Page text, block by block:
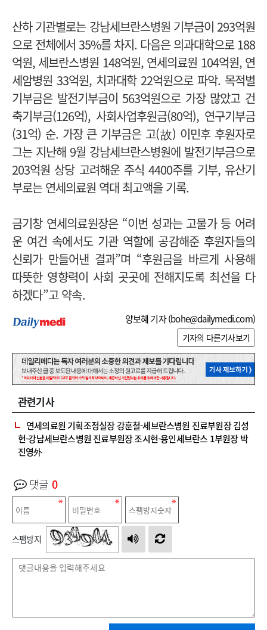
산하 기관별로는 강남세브란스병원 기부금이 293억원
으로 전체에서 35%를 차지. 다음은 의과대학으로 188
억원, 세브란스병원 148억원, 연세의료원 104억원, 연
세암병원 33억원, 치과대학 22억원으로 파악. 목적별
기부금은 발전기부금이 563억원으로 가장 많았고 건
축기부금(126억), 사회사업후원금(80억), 연구기부금
(31억) 순. 가장 큰 기부금은 고(故) 이민후 후원자로
그는 지난해 9월 강남세브란스병원에 발전기부금으로
203억원 상당 고려해운 주식 4400주를 기부, 유산기
부로는 연세의료원 역대 최고액을 기록.
금기창 연세의료원장은 “이번 성과는 고물가 등 어려
운 여건 속에서도 기관 역할에 공감해준 후원자들의
신뢰가 만들어낸 결과”며 “후원금을 바르게 사용해
따뜻한 영향력이 사회 곳곳에 전해지도록 최선을 다
하겠다”고 약속.
양보혜 기자 (bohe@dailymedi.com)
기자의 다른기사보기
관련기사
연세의료원 기획조정실장 강훈철-세브란스병원 진료부원장 김성
헌-강남세브란스병원 진료부원장 조시현-용인세브란스 1부원장 박
진영外
댓글 0
스팸방지